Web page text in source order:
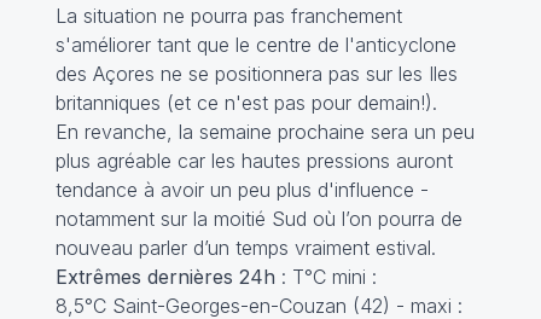
La situation ne pourra pas franchement
s'améliorer tant que le centre de l'anticyclone
des Açores ne se positionnera pas sur les Iles
britanniques (et ce n'est pas pour demain!).
En revanche, la semaine prochaine sera un peu
plus agréable car les hautes pressions auront
tendance à avoir un peu plus d'influence -
notamment sur la moitié Sud où l’on pourra de
nouveau parler d’un temps vraiment estival.
Extrêmes dernières 24h : T°C mini :
8,5°C Saint-Georges-en-Couzan (42) - maxi :